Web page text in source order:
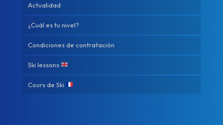
Actualidad
¿Cuál es tu nivel?
Condiciones de contratación
Ski lessons
Cours de Ski